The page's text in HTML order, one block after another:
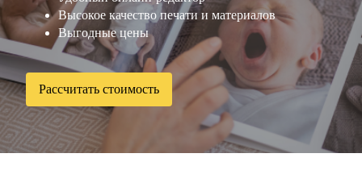
Высокое качество печати и материалов
Выгодные цены
Рассчитать стоимость